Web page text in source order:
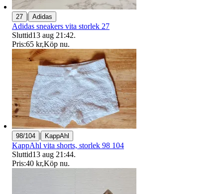
27 | Adidas
Adidas sneakers vita storlek 27
Sluttid13 aug 21:42.
Pris:65 kr,Köp nu.
98/104 | KappAhl
KappAhl vita shorts, storlek 98 104
Sluttid13 aug 21:44.
Pris:40 kr,Köp nu.